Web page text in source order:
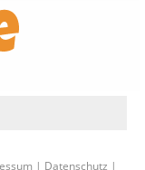
| Datenschutz |